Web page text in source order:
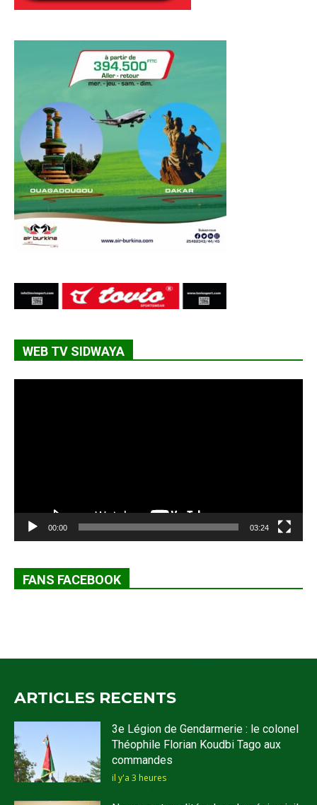
WEB TV SIDWAYA
00:00 03:24
FANS FACEBOOK
ARTICLES RECENTS
3e Légion de Gendarmerie : le colonel
Théophile Florian Koudbi Tago aux
commandes
il y'a 3 heures